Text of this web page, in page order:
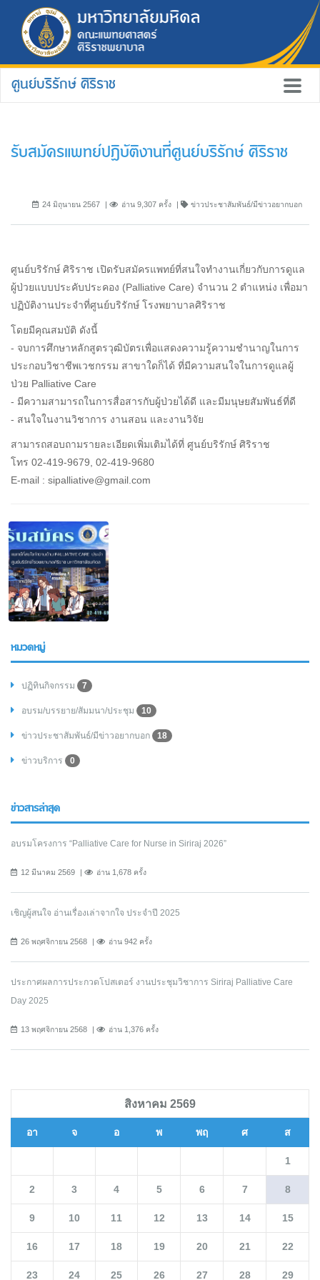
ศูนย์บริรักษ์ ศิริราช
รับสมัครแพทย์ปฏิบัติงานที่ศูนย์บริรักษ์ ศิริราช
24 มิถุนายน 2567 อ่าน 9,307 ครั้ง ข่าวประชาสัมพันธ์/มีข่าวอยากบอก
ศูนย์บริรักษ์ ศิริราช เปิดรับสมัครแพทย์ที่สนใจทำงานเกี่ยวกับการดูแล
ผู้ป่วยแบบประคับประคอง (Palliative Care) จำนวน 2 ตำแหน่ง เพื่อมา
ปฏิบัติงานประจำที่ศูนย์บริรักษ์ โรงพยาบาลศิริราช
โดยมีคุณสมบัติ ดังนี้
- จบการศึกษาหลักสูตรวุฒิบัตรเพื่อแสดงความรู้ความชำนาญในการ
ประกอบวิชาชีพเวชกรรม สาขาใดก็ได้ ที่มีความสนใจในการดูแลผู้
ป่วย Palliative Care
- มีความสามารถในการสื่อสารกับผู้ป่วยได้ดี และมีมนุษยสัมพันธ์ที่ดี
- สนใจในงานวิชาการ งานสอน และงานวิจัย
สามารถสอบถามรายละเอียดเพิ่มเติมได้ที่ ศูนย์บริรักษ์ ศิริราช
โทร 02-419-9679, 02-419-9680
E-mail : sipalliative@gmail.com
หมวดหมู่
ปฏิทินกิจกรรม 7
อบรม/บรรยาย/สัมมนา/ประชุม 10
ข่าวประชาสัมพันธ์/มีข่าวอยากบอก 18
ข่าวบริการ 0
ข่าวสารล่าสุด
อบรมโครงการ “Palliative Care for Nurse in Siriraj 2026”
12 มีนาคม 2569 อ่าน 1,678 ครั้ง
เชิญผู้สนใจ อ่านเรื่องเล่าจากใจ ประจำปี 2025
26 พฤศจิกายน 2568 อ่าน 942 ครั้ง
ประกาศผลการประกวดโปสเตอร์ งานประชุมวิชาการ Siriraj Palliative Care
Day 2025
13 พฤศจิกายน 2568 อ่าน 1,376 ครั้ง
สิงหาคม 2569
อา จ อ พ พฤ ศ ส
1
2 3 4 5 6 7 8
9 10 11 12 13 14 15
16 17 18 19 20 21 22
23 24 25 26 27 28 29